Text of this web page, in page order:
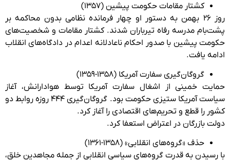
کشتار مقامات حکومت پیشین (۱۳۵۷)
روز ۲۶ بهمن به دستور او چهار فرمانده نظامی بدون محاکمه بر
پشت‌بام مدرسه رفاه تیرباران شدند. کشتار مقامات و شخصیت‌های
حکومت پیشین با صدور احکام ناعادلانه اعدام در دادگاه‌های انقلاب
ادامه یافت.
گروگان‌گیری سفارت آمریکا (۱۳۵۸-۱۳۵۹)
حمایت خمینی از اشغال سفارت آمریکا توسط هوادارانش، آغاز
سیاست آمریکا ستیزی حکومت بود. گروگان‌گیری ۴۴۴ روزه روابط دو
کشور را قطع و تحریم‌های اقتصادی را آغاز کرد.
دولت بازرگان در اعتراض استعفا کرد.
حذف «گروه‌های انقلابی» (۱۳۵۸-۱۳۶۱)
با رسیدن به قدرت گروه‌های سیاسی انقلابی از جمله مجاهدین خلق،